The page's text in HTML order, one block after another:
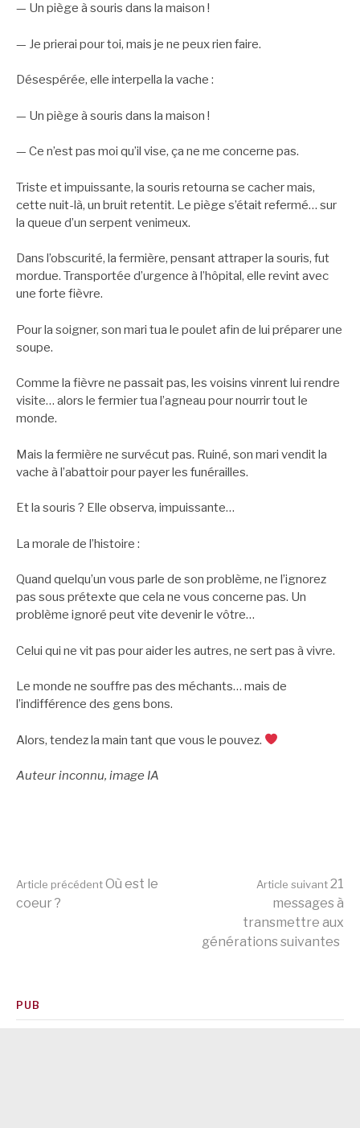
— Un piège à souris dans la maison !
— Je prierai pour toi, mais je ne peux rien faire.
Désespérée, elle interpella la vache :
— Un piège à souris dans la maison !
— Ce n’est pas moi qu’il vise, ça ne me concerne pas.
Triste et impuissante, la souris retourna se cacher mais,
cette nuit-là, un bruit retentit. Le piège s’était refermé… sur
la queue d’un serpent venimeux.
Dans l’obscurité, la fermière, pensant attraper la souris, fut
mordue. Transportée d’urgence à l’hôpital, elle revint avec
une forte fièvre.
Pour la soigner, son mari tua le poulet afin de lui préparer une
soupe.
Comme la fièvre ne passait pas, les voisins vinrent lui rendre
visite… alors le fermier tua l’agneau pour nourrir tout le
monde.
Mais la fermière ne survécut pas. Ruiné, son mari vendit la
vache à l’abattoir pour payer les funérailles.
Et la souris ? Elle observa, impuissante…
La morale de l’histoire :
Quand quelqu’un vous parle de son problème, ne l’ignorez
pas sous prétexte que cela ne vous concerne pas. Un
problème ignoré peut vite devenir le vôtre…
Celui qui ne vit pas pour aider les autres, ne sert pas à vivre.
Le monde ne souffre pas des méchants… mais de
l’indifférence des gens bons.
Alors, tendez la main tant que vous le pouvez.
Auteur inconnu, image IA
Lire
suite
Article précédentOù est le
coeur ?
Article suivant 21
messages à
transmettre aux
générations suivantes
PUB